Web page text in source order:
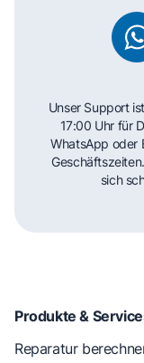
Unser Support
17:00 Uhr für
WhatsApp oder
sich
Produkte &
Reparatur